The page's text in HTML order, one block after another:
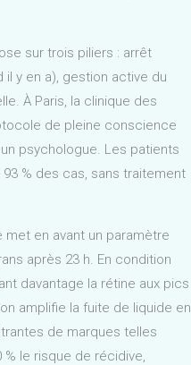
sur trois piliers : arrêt
y en a), gestion active du
À Paris, la clinique des
de pleine conscience
psychologue. Les patients
% des cas, sans traitement
en avant un paramètre
après 23 h. En condition
davantage la rétine aux pics
amplifie la fuite de liquide en
de marques telles
% le risque de récidive,